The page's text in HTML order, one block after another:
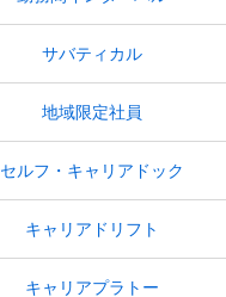
サバティカル
地域限定社員
セルフ・キャリアドック
キャリアドリフト
キャリアプラトー